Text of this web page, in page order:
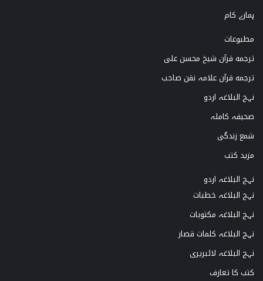
ہمارے کام
مطبوعات
ترجمه قرآن شیخ محسن علی
ترجمه قرآن علامہ نقن صاحب
نہج البلاغہ اردو
صحیفہ کاملہ
شمع زندگی
مزید کتب
نہج البلاغہ اردو
نہج البلاغہ خطبات
نہج البلاغہ مکتوبات
نہج البلاغہ کلمات قصار
نہج البلاغہ لائبریری
کتب کا تعارف